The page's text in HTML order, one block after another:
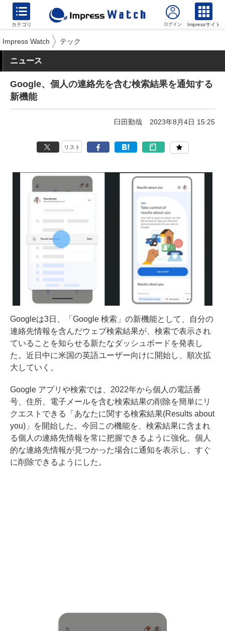
カテゴリ Impressサイト
Impress Watch テック
ニュース
Google、個人の連絡先を含む検索結果を通知する
新機能
臼田勤哉 2023年8月4日 15:25
リスト
Googleは3日、「Google 検索」の新機能として、自分の
連絡先情報を含んだウェブ検索結果が、検索で表示され
ていることを知らせる新たなダッシュボードを発表し
た。近日中に米国の英語ユーザー向けに開始し、順次拡
大していく。
Google アプリや検索では、2022年から個人の電話番
号、住所、電子メールを含む検索結果の削除を簡単にリ
クエストできる「あなたに関する検索結果(Results about
you)」を開始した。今回この機能を、検索結果に含まれ
る個人の連絡先情報を常に把握できるように強化。個人
的な連絡先情報が見つかった場合に通知を表示し、すぐ
に削除できるようにした。